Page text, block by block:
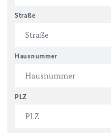
Straße
Hausnummer
PLZ